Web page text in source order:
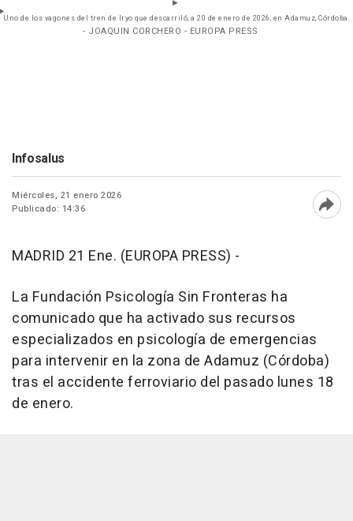
Uno de los vagones del tren de Iryo que descarriló, a 20 de enero de 2026, en Adamuz, Córdoba.
- JOAQUIN CORCHERO - EUROPA PRESS
Infosalus
Miércoles, 21 enero 2026
Publicado: 14:36
MADRID 21 Ene. (EUROPA PRESS) -
La Fundación Psicología Sin Fronteras ha
comunicado que ha activado sus recursos
especializados en psicología de emergencias
para intervenir en la zona de Adamuz (Córdoba)
tras el accidente ferroviario del pasado lunes 18
de enero.